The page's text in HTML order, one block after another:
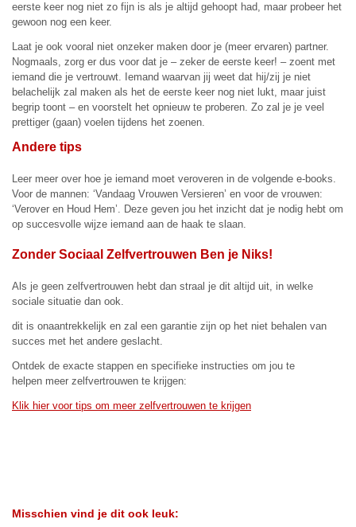
eerste keer nog niet zo fijn is als je altijd gehoopt had, maar probeer het
gewoon nog een keer.
Laat je ook vooral niet onzeker maken door je (meer ervaren) partner.
Nogmaals, zorg er dus voor dat je – zeker de eerste keer! – zoent met
iemand die je vertrouwt. Iemand waarvan jij weet dat hij/zij je niet
belachelijk zal maken als het de eerste keer nog niet lukt, maar juist
begrip toont – en voorstelt het opnieuw te proberen. Zo zal je je veel
prettiger (gaan) voelen tijdens het zoenen.
Andere tips
Leer meer over hoe je iemand moet veroveren in de volgende e-books.
Voor de mannen: ‘Vandaag Vrouwen Versieren’ en voor de vrouwen:
‘Verover en Houd Hem’. Deze geven jou het inzicht dat je nodig hebt om
op succesvolle wijze iemand aan de haak te slaan.
Zonder Sociaal Zelfvertrouwen Ben je Niks!
Als je geen zelfvertrouwen hebt dan straal je dit altijd uit, in welke
sociale situatie dan ook.
dit is onaantrekkelijk en zal een garantie zijn op het niet behalen van
succes met het andere geslacht.
Ontdek de exacte stappen en specifieke instructies om jou te
helpen meer zelfvertrouwen te krijgen:
Klik hier voor tips om meer zelfvertrouwen te krijgen
Misschien vind je dit ook leuk: